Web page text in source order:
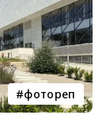
фотореп